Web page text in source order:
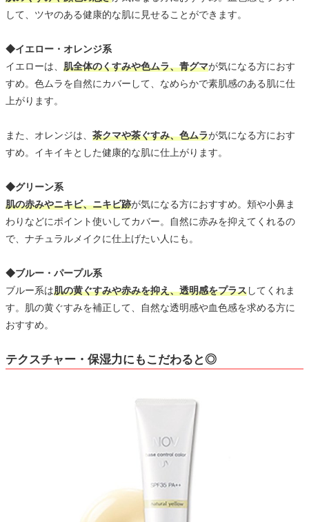
して、ツヤのある健康的な肌に見せることができます。
◆イエロー・オレンジ系
イエローは、 肌全体のくすみや色ムラ、青グマが気になる方におす
すめ。色ムラを自然にカバーして、なめらかで素肌感のある肌に仕
上がります。
また、オレンジは、 茶クマや茶ぐすみ、色ムラが気になる方におす
すめ。イキイキとした健康的な肌に仕上がります。
◆グリーン系
肌の赤みやニキビ、ニキビ跡が気になる方におすすめ。頬や小鼻ま
わりなどにポイント使いしてカバー。自然に赤みを抑えてくれるの
で、ナチュラルメイクに仕上げたい人にも。
◆ブルー・パープル系
ブルー系は肌の黄ぐすみや赤みを抑え、透明感をプラスしてくれま
す。肌の黄ぐすみを補正して、自然な透明感や血色感を求める方に
おすすめ。
テクスチャー・保湿力にもこだわると◎